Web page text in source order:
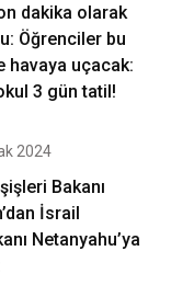
dakika olarak
Öğrenciler bu
havaya uçacak:
3 gün tatil!
2024
Bakanı
İsrail
Netanyahu’ya